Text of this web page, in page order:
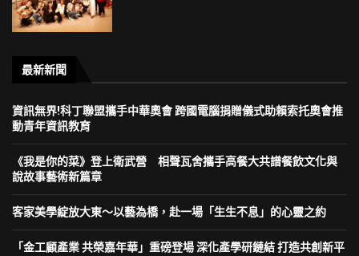
最新新聞
資訊無界!科丁聯盟攜手中華奧會 跨國電腦捐贈儀式助賴索托奧會推
動青年資訊教育
《我是你的菜》登上衛武營 相聲瓦舍攜手高餐大共譜餐飲文化與
說故事藝術新篇章
客家美學綻放大東～以藝為橋，赴一場「生生不息」的心靈之約
「金工顧產業 共榮嘉年華」重磅登場 深化產學研鏈結 打造共創新平